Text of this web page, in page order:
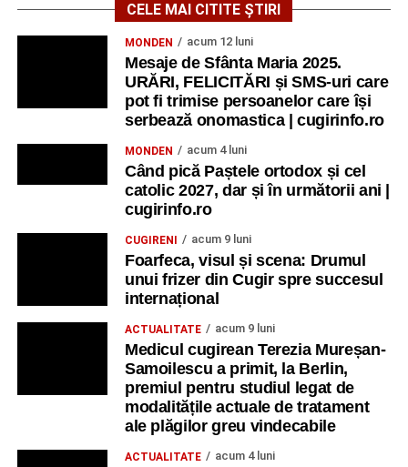
CELE MAI CITITE ȘTIRI
MONDEN acum 12 luni
Mesaje de Sfânta Maria 2025.
URĂRI, FELICITĂRI și SMS-uri care
pot fi trimise persoanelor care își
serbează onomastica | cugirinfo.ro
MONDEN acum 4 luni
Când pică Paștele ortodox și cel
catolic 2027, dar și în următorii ani |
cugirinfo.ro
CUGIRENI acum 9 luni
Foarfeca, visul și scena: Drumul
unui frizer din Cugir spre succesul
internațional
ACTUALITATE acum 9 luni
Medicul cugirean Terezia Mureșan-
Samoilescu a primit, la Berlin,
premiul pentru studiul legat de
modalitățile actuale de tratament
ale plăgilor greu vindecabile
ACTUALITATE acum 4 luni